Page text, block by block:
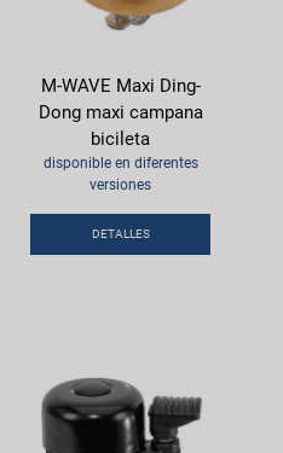
M-WAVE Maxi Ding-
Dong maxi campana
bicileta
disponible en diferentes
versiones
DETALLES